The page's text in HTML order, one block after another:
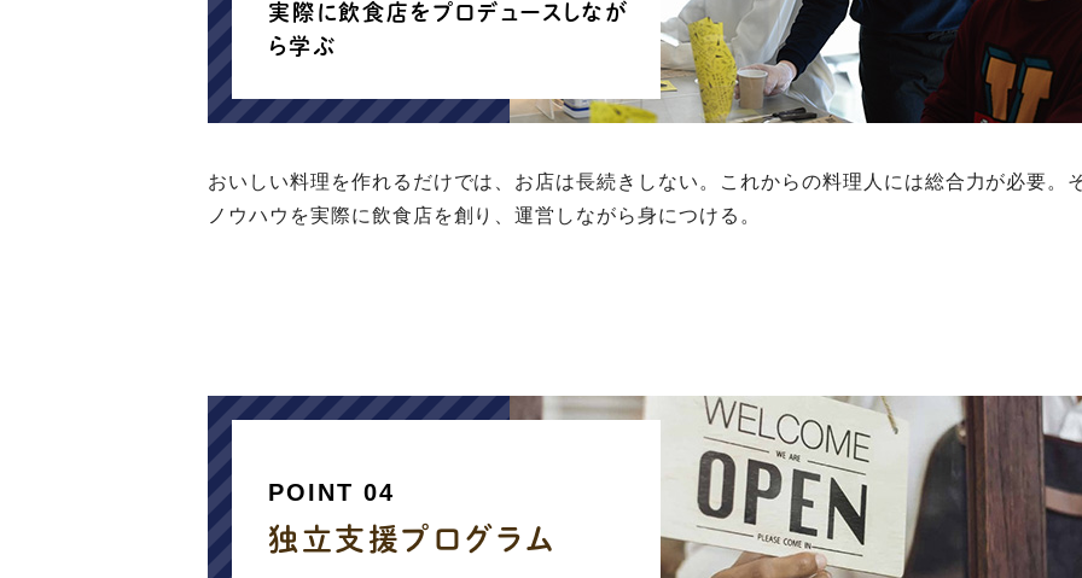
実際に飲食店をプロデュースしなが
ら学ぶ
おいしい料理を作れるだけでは、お店は長続きしない。これからの料理人には総合力が必要。
ノウハウを実際に飲食店を創り、運営しながら身につける。
POINT 04
独立支援プログラム